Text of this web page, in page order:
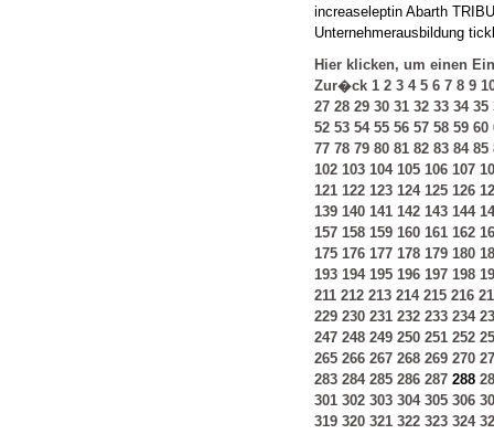
increaseleptin Abarth
Unternehmerausbildung
Hier klicken, um einen
Zur�ck 1 2 3 4 5 6 7 8 9
27 28 29 30 31 32 33 34 35
52 53 54 55 56 57 58 59 60
77 78 79 80 81 82 83 84 85
102 103 104 105 106 107
121 122 123 124 125 126
139 140 141 142 143 144
157 158 159 160 161 162
175 176 177 178 179 180
193 194 195 196 197 198
211 212 213 214 215 216
229 230 231 232 233 234
247 248 249 250 251 252
265 266 267 268 269 270
283 284 285 286 287 288
301 302 303 304 305 306
319 320 321 322 323 324